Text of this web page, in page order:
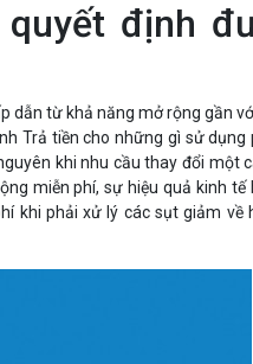
định
dẫn từ khả năng mở rộng gần
Trả tiền cho những gì sử dụng
khi nhu cầu thay đổi một
miễn phí, sự hiệu quả kinh tế
khi phải xử lý các sụt giảm về